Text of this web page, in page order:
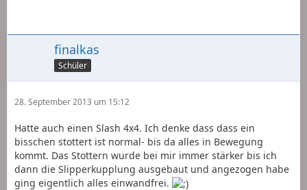
finalkas
Schüler
28. September 2013 um 15:12
Hatte auch einen Slash 4x4. Ich denke dass dass ein
bisschen stottert ist normal- bis da alles in Bewegung
kommt. Das Stottern wurde bei mir immer stärker bis ich
dann die Slipperkupplung ausgebaut und angezogen habe
ging eigentlich alles einwandfrei.